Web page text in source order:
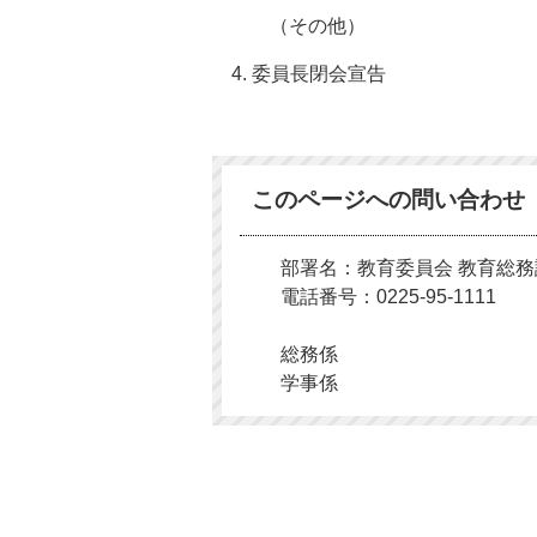
（その他）
4. 委員長閉会宣告
このページへの問い合わせ
部署名：教育委員会 教育総
電話番号：0225-95-1111
総務係
学事係